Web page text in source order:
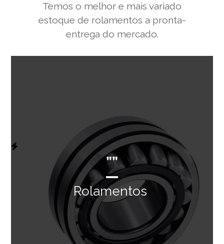
Temos o melhor e mais variado
estoque de rolamentos a pronta-
entrega do mercado.
””
Rolamentos